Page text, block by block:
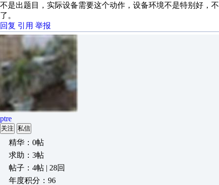
不是出题目，实际设备需要这个动作，设备环境不是特别好，
了。
回复 引用 举报
ptre
关注 私信
精华：0帖
求助：3帖
帖子：4帖 | 28回
年度积分：96